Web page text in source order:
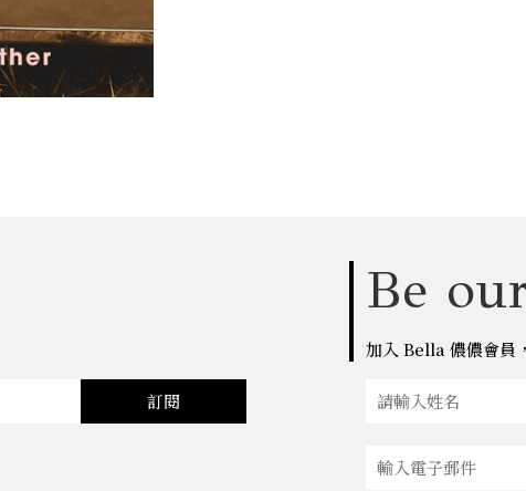
訂閱
Be
加入 Bella 儂儂會員